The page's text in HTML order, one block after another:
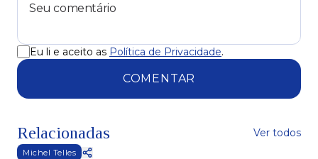
Eu li e aceito as Política de Privacidade.
COMENTAR
Relacionadas Ver todos
Michel Telles